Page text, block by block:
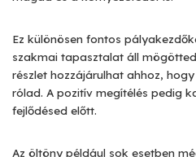
Ez különösen fontos
szakmai tapasztalat áll
részlet hozzájárulhat ahhoz,
rólad. A pozitív megítélés pedig
fejlődésed előtt.
Az öltöny például sok esetben